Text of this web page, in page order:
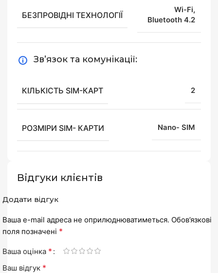
БЕЗПРОВІДНІ ТЕХНОЛОГІЇ
Wi-Fi,
Bluetooth 4.2
Зв’язок та комунікації:
КІЛЬКІСТЬ SIM-КАРТ 2
РОЗМІРИ SIM- КАРТИ Nano- SIM
Відгуки клієнтів
Додати відгук
Ваша e-mail адреса не оприлюднюватиметься. Обов’язкові
поля позначені *
Ваша оцінка *
Ваш відгук *